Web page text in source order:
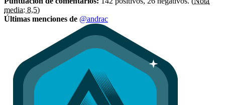
media: 8,5)
Últimas menciones de @andrac